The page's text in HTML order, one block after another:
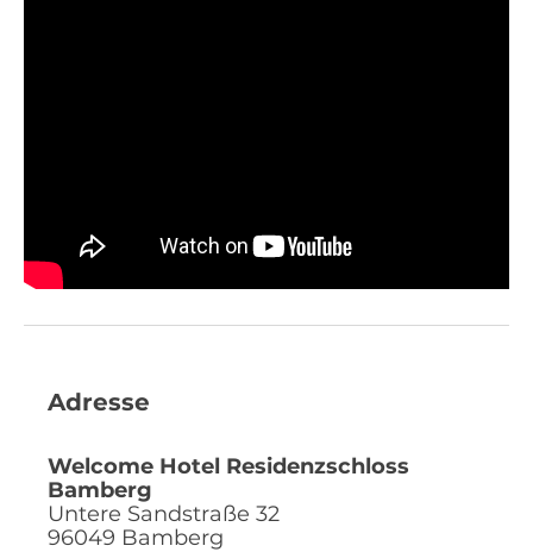
Adresse
Welcome Hotel Residenzschloss
Bamberg
Untere Sandstraße 32
96049 Bamberg